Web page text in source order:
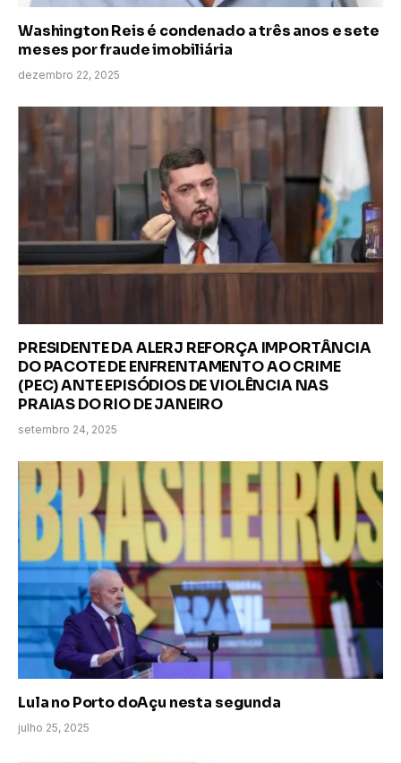
Washington Reis é condenado a três anos e sete
meses por fraude imobiliária
dezembro 22, 2025
PRESIDENTE DA ALERJ REFORÇA IMPORTÂNCIA
DO PACOTE DE ENFRENTAMENTO AO CRIME
(PEC) ANTE EPISÓDIOS DE VIOLÊNCIA NAS
PRAIAS DO RIO DE JANEIRO
setembro 24, 2025
Lula no Porto doAçu nesta segunda
julho 25, 2025